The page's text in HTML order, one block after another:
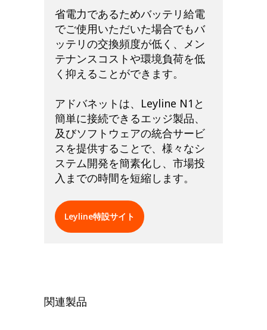
省電力であるためバッテリ給電
でご使用いただいた場合でもバ
ッテリの交換頻度が低く、メン
テナンスコストや環境負荷を低
く抑えることができます。
アドバネットは、Leyline N1と
簡単に接続できるエッジ製品、
及びソフトウェアの統合サービ
スを提供することで、様々なシ
ステム開発を簡素化し、市場投
入までの時間を短縮します。
Leyline特設サイト
関連製品